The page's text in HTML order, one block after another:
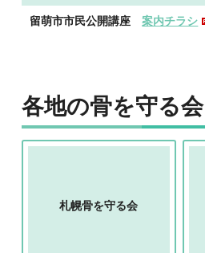
留萌市市民公開講座 案内チラシ
各地の骨を守る会
札幌骨を守る会